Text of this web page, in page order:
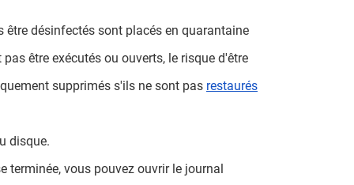
désinfectés sont placés en quarantaine
être exécutés ou ouverts, le risque d'être
supprimés s'ils ne sont pas restaurés
disque.
terminée, vous pouvez ouvrir le journal